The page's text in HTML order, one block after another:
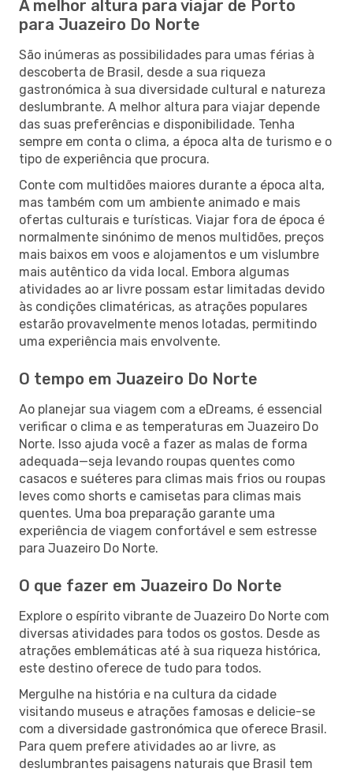
A melhor altura para viajar de Porto
para Juazeiro Do Norte
São inúmeras as possibilidades para umas férias à
descoberta de Brasil, desde a sua riqueza
gastronómica à sua diversidade cultural e natureza
deslumbrante. A melhor altura para viajar depende
das suas preferências e disponibilidade. Tenha
sempre em conta o clima, a época alta de turismo e o
tipo de experiência que procura.
Conte com multidões maiores durante a época alta,
mas também com um ambiente animado e mais
ofertas culturais e turísticas. Viajar fora de época é
normalmente sinónimo de menos multidões, preços
mais baixos em voos e alojamentos e um vislumbre
mais autêntico da vida local. Embora algumas
atividades ao ar livre possam estar limitadas devido
às condições climatéricas, as atrações populares
estarão provavelmente menos lotadas, permitindo
uma experiência mais envolvente.
O tempo em Juazeiro Do Norte
Ao planejar sua viagem com a eDreams, é essencial
verificar o clima e as temperaturas em Juazeiro Do
Norte. Isso ajuda você a fazer as malas de forma
adequada—seja levando roupas quentes como
casacos e suéteres para climas mais frios ou roupas
leves como shorts e camisetas para climas mais
quentes. Uma boa preparação garante uma
experiência de viagem confortável e sem estresse
para Juazeiro Do Norte.
O que fazer em Juazeiro Do Norte
Explore o espírito vibrante de Juazeiro Do Norte com
diversas atividades para todos os gostos. Desde as
atrações emblemáticas até à sua riqueza histórica,
este destino oferece de tudo para todos.
Mergulhe na história e na cultura da cidade
visitando museus e atrações famosas e delicie-se
com a diversidade gastronómica que oferece Brasil.
Para quem prefere atividades ao ar livre, as
deslumbrantes paisagens naturais que Brasil tem